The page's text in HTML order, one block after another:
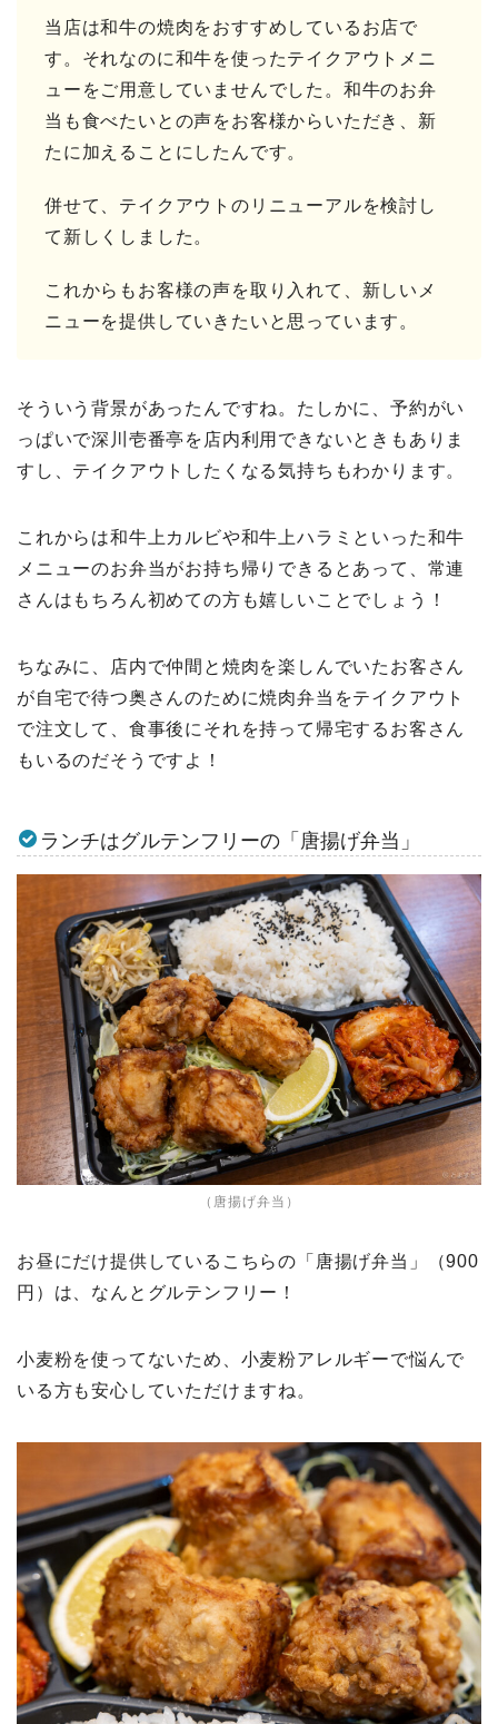
当店は和牛の焼肉をおすすめしているお店で
す。それなのに和牛を使ったテイクアウトメニ
ューをご用意していませんでした。和牛のお弁
当も食べたいとの声をお客様からいただき、新
たに加えることにしたんです。
併せて、テイクアウトのリニューアルを検討し
て新しくしました。
これからもお客様の声を取り入れて、新しいメ
ニューを提供していきたいと思っています。
そういう背景があったんですね。たしかに、予約がい
っぱいで深川壱番亭を店内利用できないときもありま
すし、テイクアウトしたくなる気持ちもわかります。
これからは和牛上カルビや和牛上ハラミといった和牛
メニューのお弁当がお持ち帰りできるとあって、常連
さんはもちろん初めての方も嬉しいことでしょう！
ちなみに、店内で仲間と焼肉を楽しんでいたお客さん
が自宅で待つ奥さんのために焼肉弁当をテイクアウト
で注文して、食事後にそれを持って帰宅するお客さん
もいるのだそうですよ！
ランチはグルテンフリーの「唐揚げ弁当」
（唐揚げ弁当）
お昼にだけ提供しているこちらの「唐揚げ弁当」（900
円）は、なんとグルテンフリー！
小麦粉を使ってないため、小麦粉アレルギーで悩んで
いる方も安心していただけますね。